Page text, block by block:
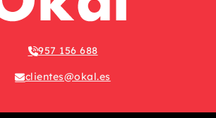
957 156 688
clientes@okal.es